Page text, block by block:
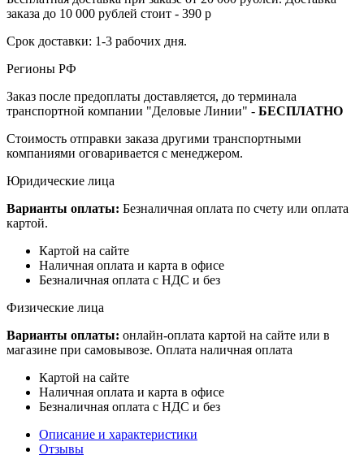
заказа до 10 000 рублей стоит - 390 р
Срок доставки: 1-3 рабочих дня.
Регионы РФ
Заказ после предоплаты доставляется, до терминала
транспортной компании "Деловые Линии" - БЕСПЛАТНО
Стоимость отправки заказа другими транспортными
компаниями оговаривается с менеджером.
Юридические лица
Варианты оплаты: Безналичная оплата по счету или оплата
картой.
Картой на сайте
Наличная оплата и карта в офисе
Безналичная оплата с НДС и без
Физические лица
Варианты оплаты: онлайн-оплата картой на сайте или в
магазине при самовывозе. Оплата наличная оплата
Картой на сайте
Наличная оплата и карта в офисе
Безналичная оплата с НДС и без
Описание и характеристики
Отзывы